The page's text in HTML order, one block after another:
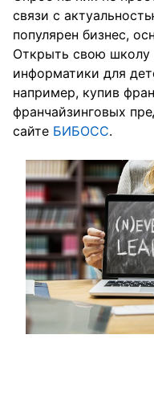
связи с
популярен бизнес,
Открыть свою школу
информатики для
например, купив
франчайзинговых
сайте БИБОСС.